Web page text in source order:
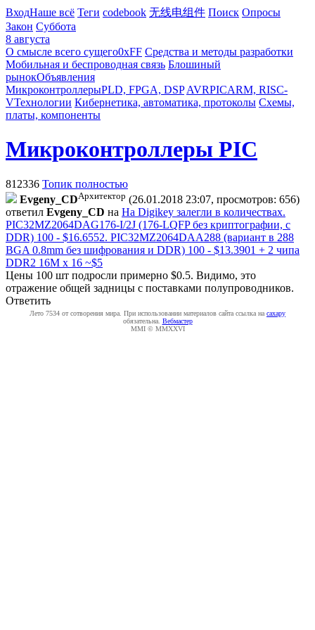
ВходНаше всё Теги codebook 无线电组件 Поиск Опросы
Закон Суббота
8 августа
О смысле всего сущего0xFF Средства и методы разработки
Мобильная и беспроводная связь Блошиный
рынокОбъявления
МикроконтроллерыPLD, FPGA, DSP AVRPICARM, RISC-
VТехнологии Кибернетика, автоматика, протоколы Схемы,
платы, компоненты
Микроконтроллеры PIC
812336 Топик полностью
Evgeny_CDАрхитектор (26.01.2018 23:07, просмотров: 656)
ответил Evgeny_CD на На Digikey залегли в количествах.
PIC32MZ2064DAG176-I/2J (176-LQFP без криптографии, с
DDR) 100 - $16.6552. PIC32MZ2064DAA288 (вариант в 288
BGA 0.8mm без шифрования и DDR) 100 - $13.3901 + 2 чипа
DDR2 16M x 16 ~$5
Цены 100 шт подросли примерно $0.5. Видимо, это
отражение общей задницы с поставками полупроводников.
Ответить
Лето 7534 от сотворения мира. При использовании материалов сайта ссылка на caxapу
обязательна. Вебмастер
MMI © MMXXVI